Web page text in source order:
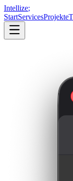
Intellize;
StartServicesProjekte